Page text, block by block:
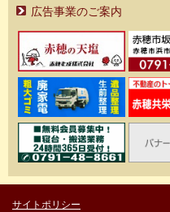
広告事業のご案内
サイトポリシー